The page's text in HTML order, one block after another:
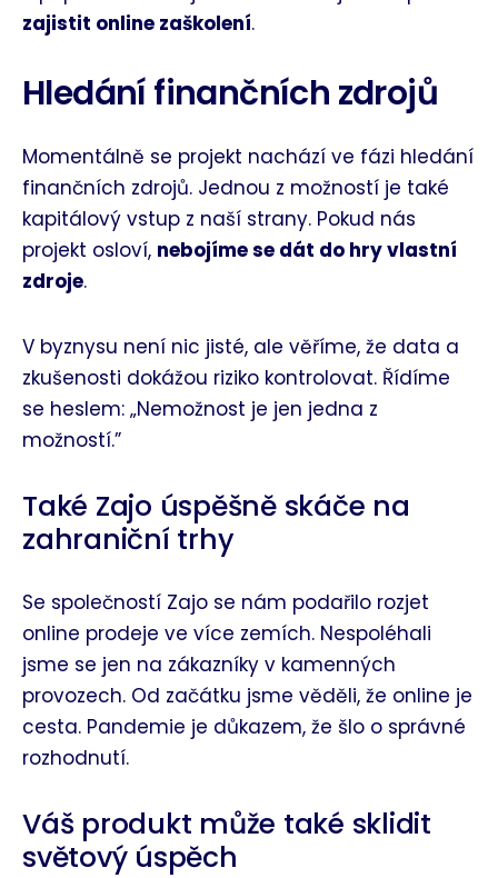
zajistit online zaškolení.
Hledání finančních zdrojů
Momentálně se projekt nachází ve fázi hledání
finančních zdrojů. Jednou z možností je také
kapitálový vstup z naší strany. Pokud nás
projekt osloví, nebojíme se dát do hry vlastní
zdroje.
V byznysu není nic jisté, ale věříme, že data a
zkušenosti dokážou riziko kontrolovat. Řídíme
se heslem: „Nemožnost je jen jedna z
možností.”
Také Zajo úspěšně skáče na
zahraniční trhy
Se společností Zajo se nám podařilo rozjet
online prodeje ve více zemích. Nespoléhali
jsme se jen na zákazníky v kamenných
provozech. Od začátku jsme věděli, že online je
cesta. Pandemie je důkazem, že šlo o správné
rozhodnutí.
Váš produkt může také sklidit
světový úspěch